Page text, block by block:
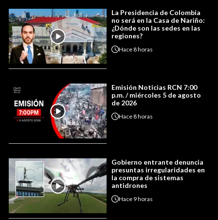
La Presidencia de Colombia
no será en la Casa de Nariño:
¿Dónde son las sedes en las
regiones?
Hace8 horas
Emisión Noticias RCN 7:00
p.m. / miércoles 5 de agosto
de 2026
Hace8 horas
Gobierno entrante denuncia
presuntas irregularidades en
la compra de sistemas
antidrones
Hace 9 horas